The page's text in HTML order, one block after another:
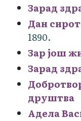
Зарад
Дан
1890.
Зар још
Зарад
друштва
Адела